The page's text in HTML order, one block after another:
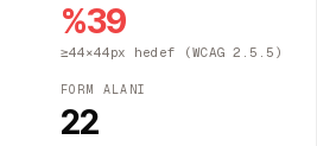
%39
≥44×44px hedef (WCAG 2.5.5)
FORM ALANI
22